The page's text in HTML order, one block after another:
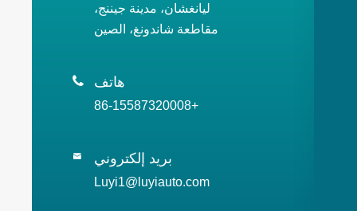
ليانغشان، مدينة جيننج،
مقاطعة شاندونغ، الصين

بريد إلكتروني
Luyi1@luyiauto.com